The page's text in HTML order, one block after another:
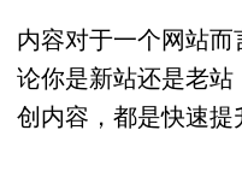
内容对于一个网站
论你是新站还是老
创内容，都是快速